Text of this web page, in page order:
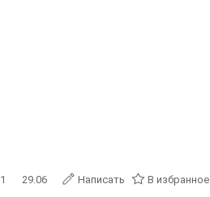
1 29.06 Написать В избранное